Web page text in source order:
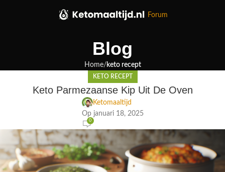
Forum
Blog
Home keto recept
KETO RECEPT
Keto Parmezaanse Kip Uit De Oven
Ketomaaltijd
Op januari 18, 2025
0